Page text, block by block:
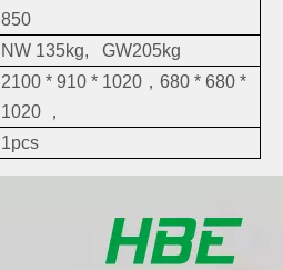
850
NW 135kg, GW205kg
2100 * 910 * 1020，680 * 680 *
1020 ，
1pcs